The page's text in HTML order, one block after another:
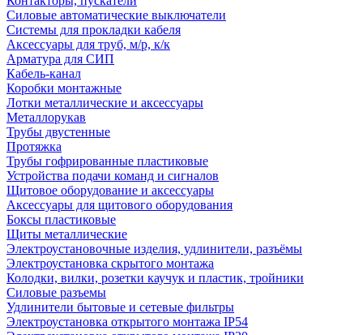
Силовые автоматические выключатели
Системы для прокладки кабеля
Аксессуары для труб, м/р, к/к
Арматура для СИП
Кабель-канал
Коробки монтажные
Лотки металлические и аксессуары
Металлорукав
Трубы двустенные
Протяжка
Трубы гофрированные пластиковые
Устройства подачи команд и сигналов
Щитовое оборудование и аксессуары
Аксессуары для щитового оборудования
Боксы пластиковые
Щиты металлические
Электроустановочные изделия, удлинители, разъёмы
Электроустановка скрытого монтажа
Колодки, вилки, розетки каучук и пластик, тройники
Силовые разъемы
Удлинители бытовые и сетевые фильтры
Электроустановка открытого монтажа IP54